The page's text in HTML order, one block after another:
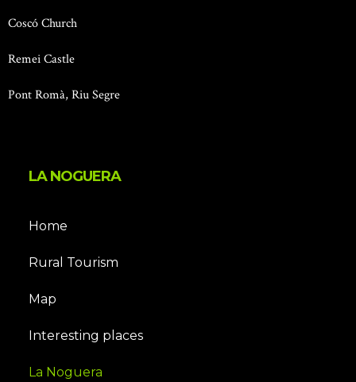
Coscó Church
Remei Castle
Pont Romà, Riu Segre
LA NOGUERA
Home
Rural Tourism
Map
Interesting places
La Noguera